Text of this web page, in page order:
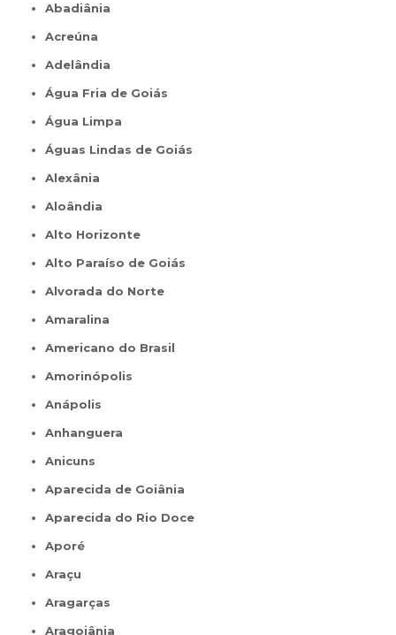
Abadiânia
Acreúna
Adelândia
Água Fria de Goiás
Água Limpa
Águas Lindas de Goiás
Alexânia
Aloândia
Alto Horizonte
Alto Paraíso de Goiás
Alvorada do Norte
Amaralina
Americano do Brasil
Amorinópolis
Anápolis
Anhanguera
Anicuns
Aparecida de Goiânia
Aparecida do Rio Doce
Aporé
Araçu
Aragarças
Aragoiânia